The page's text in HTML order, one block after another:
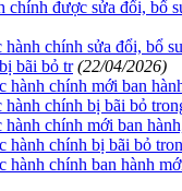
được sửa đổi, bổ
chính sửa đổi, bổ
bãi bỏ tr (22/04/2026)
chính mới ban
chính bị bãi bỏ
chính mới ban
hành chính bị bãi bỏ
hành chính ban hành